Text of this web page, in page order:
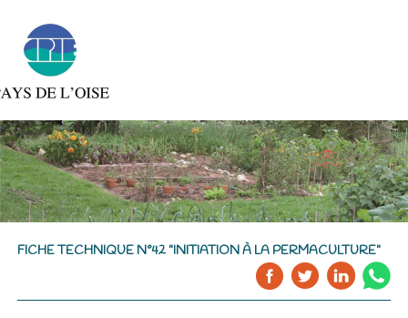
FICHE TECHNIQUE N°42 "INITIATION À LA PERMACULTURE"